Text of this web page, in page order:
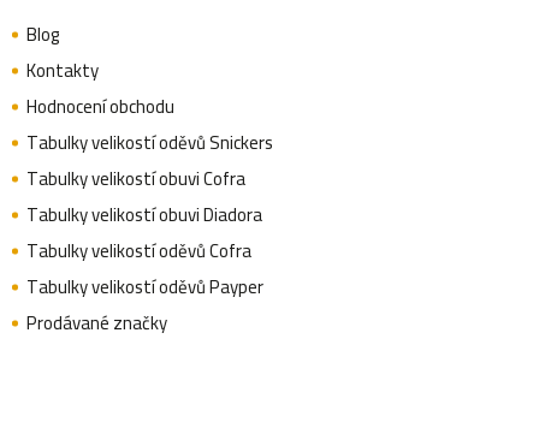
Blog
Kontakty
Hodnocení obchodu
Tabulky velikostí oděvů Snickers
Tabulky velikostí obuvi Cofra
Tabulky velikostí obuvi Diadora
Tabulky velikostí oděvů Cofra
Tabulky velikostí oděvů Payper
Prodávané značky